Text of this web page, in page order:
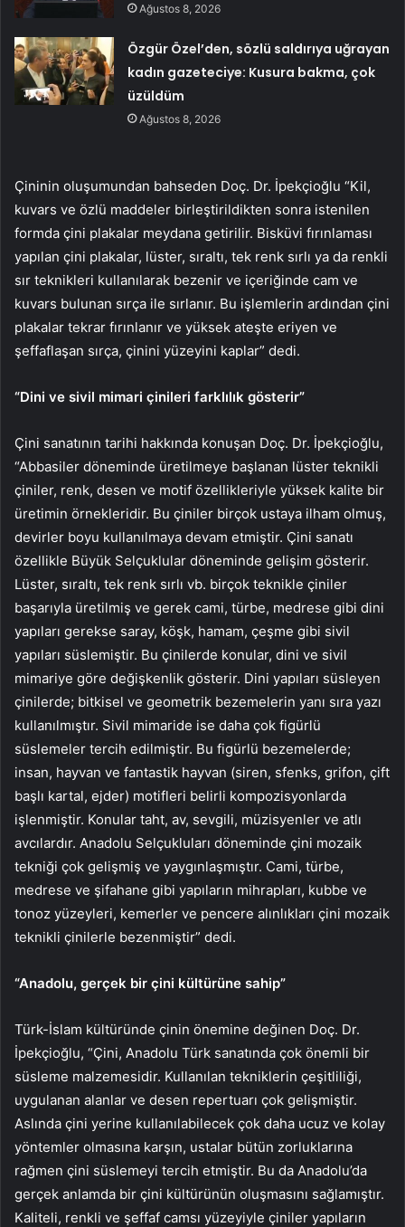
Ağustos 8, 2026
Özgür Özel’den, sözlü saldırıya uğrayan
kadın gazeteciye: Kusura bakma, çok
üzüldüm
Ağustos 8, 2026
Çininin oluşumundan bahseden Doç. Dr. İpekçioğlu “Kil,
kuvars ve özlü maddeler birleştirildikten sonra istenilen
formda çini plakalar meydana getirilir. Bisküvi fırınlaması
yapılan çini plakalar, lüster, sıraltı, tek renk sırlı ya da renkli
sır teknikleri kullanılarak bezenir ve içeriğinde cam ve
kuvars bulunan sırça ile sırlanır. Bu işlemlerin ardından çini
plakalar tekrar fırınlanır ve yüksek ateşte eriyen ve
şeffaflaşan sırça, çinini yüzeyini kaplar” dedi.
“Dini ve sivil mimari çinileri farklılık gösterir”
Çini sanatının tarihi hakkında konuşan Doç. Dr. İpekçioğlu,
“Abbasiler döneminde üretilmeye başlanan lüster teknikli
çiniler, renk, desen ve motif özellikleriyle yüksek kalite bir
üretimin örnekleridir. Bu çiniler birçok ustaya ilham olmuş,
devirler boyu kullanılmaya devam etmiştir. Çini sanatı
özellikle Büyük Selçuklular döneminde gelişim gösterir.
Lüster, sıraltı, tek renk sırlı vb. birçok teknikle çiniler
başarıyla üretilmiş ve gerek cami, türbe, medrese gibi dini
yapıları gerekse saray, köşk, hamam, çeşme gibi sivil
yapıları süslemiştir. Bu çinilerde konular, dini ve sivil
mimariye göre değişkenlik gösterir. Dini yapıları süsleyen
çinilerde; bitkisel ve geometrik bezemelerin yanı sıra yazı
kullanılmıştır. Sivil mimaride ise daha çok figürlü
süslemeler tercih edilmiştir. Bu figürlü bezemelerde;
insan, hayvan ve fantastik hayvan (siren, sfenks, grifon, çift
başlı kartal, ejder) motifleri belirli kompozisyonlarda
işlenmiştir. Konular taht, av, sevgili, müzisyenler ve atlı
avcılardır. Anadolu Selçukluları döneminde çini mozaik
tekniği çok gelişmiş ve yaygınlaşmıştır. Cami, türbe,
medrese ve şifahane gibi yapıların mihrapları, kubbe ve
tonoz yüzeyleri, kemerler ve pencere alınlıkları çini mozaik
teknikli çinilerle bezenmiştir” dedi.
“Anadolu, gerçek bir çini kültürüne sahip”
Türk-İslam kültüründe çinin önemine değinen Doç. Dr.
İpekçioğlu, “Çini, Anadolu Türk sanatında çok önemli bir
süsleme malzemesidir. Kullanılan tekniklerin çeşitliliği,
uygulanan alanlar ve desen repertuarı çok gelişmiştir.
Aslında çini yerine kullanılabilecek çok daha ucuz ve kolay
yöntemler olmasına karşın, ustalar bütün zorluklarına
rağmen çini süslemeyi tercih etmiştir. Bu da Anadolu’da
gerçek anlamda bir çini kültürünün oluşmasını sağlamıştır.
Kaliteli, renkli ve şeffaf camsı yüzeyiyle çiniler yapıların